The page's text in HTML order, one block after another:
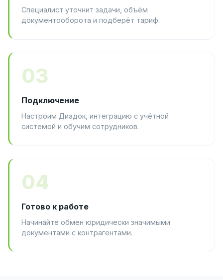
Специалист уточнит задачи, объём
документооборота и подберёт тариф.
03
Подключение
Настроим Диадок, интеграцию с учётной
системой и обучим сотрудников.
04
Готово к работе
Начинайте обмен юридически значимыми
документами с контрагентами.